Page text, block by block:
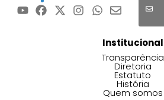
Institucional
Transparência
Diretoria
Estatuto
História
Quem somos